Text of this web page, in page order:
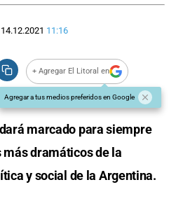
11:16
+ Agregar El Litoral en
Agregar a tus medios preferidos en Google
marcado para siempre
más dramáticos de la
y social de la Argentina.